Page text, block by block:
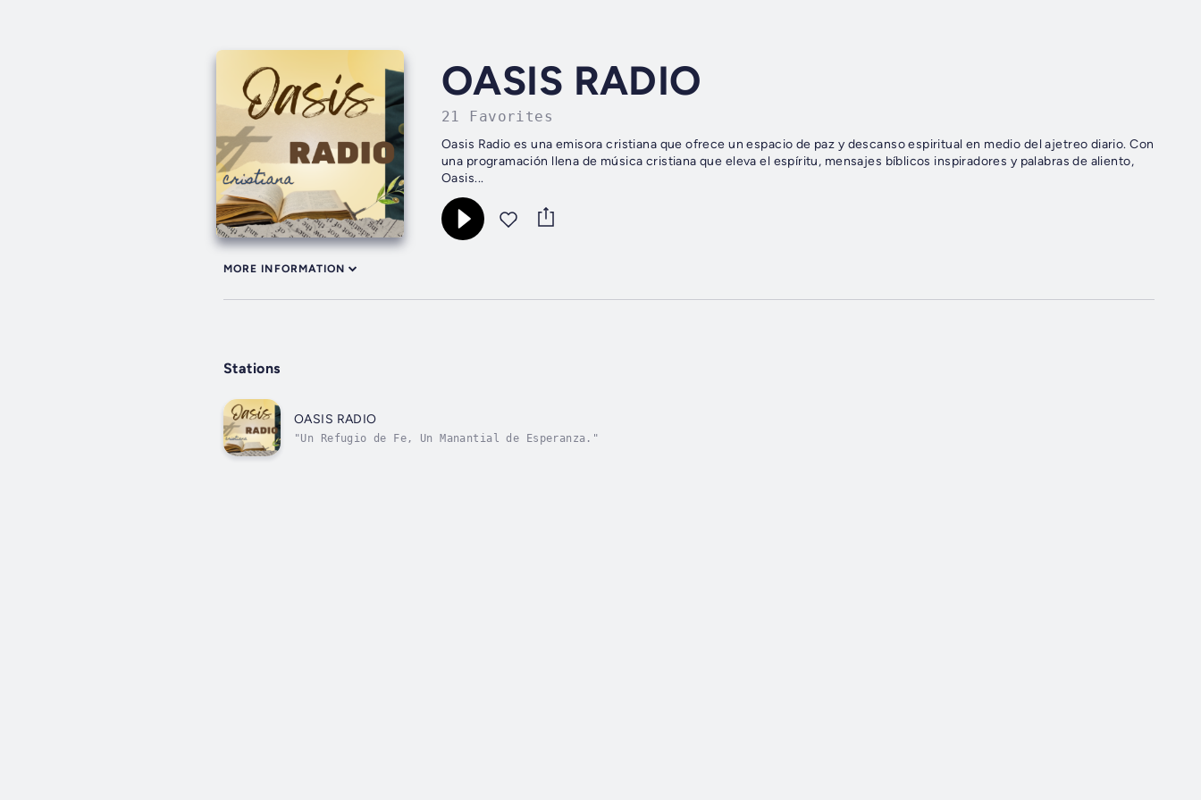
OASIS RADIO
21 Favorites
Oasis Radio es una emisora cristiana que ofrece un espacio de paz y descanso espiritual en medio del ajetreo diario. Con
una programación llena de música cristiana que eleva el espíritu, mensajes bíblicos inspiradores y palabras de aliento,
Oasis...
MORE INFORMATION
Stations
OASIS RADIO
"Un Refugio de Fe, Un Manantial de Esperanza."